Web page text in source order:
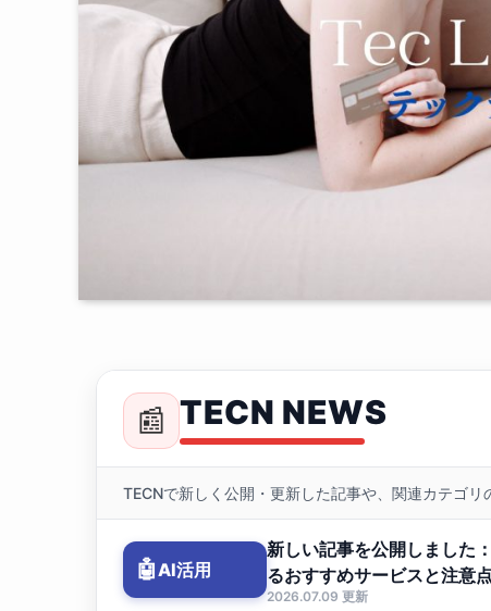
📰 TECN NEWS
TECNで新しく公開・更新した記事や、関連カテゴリ
🤖AI活用
新しい記事を公開しました
るおすすめサービスと注意点
2026.07.09 更新